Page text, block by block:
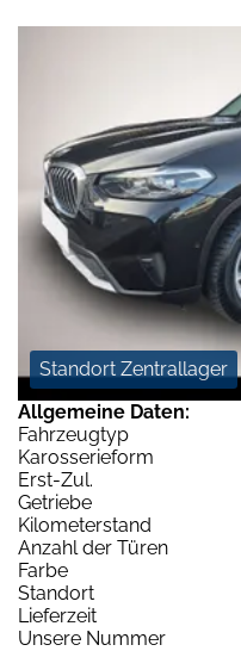
Standort Zentrallager
Allgemeine Daten:
Fahrzeugtyp
Karosserieform
Erst-Zul.
Getriebe
Kilometerstand
Anzahl der Türen
Farbe
Standort
Lieferzeit
Unsere Nummer